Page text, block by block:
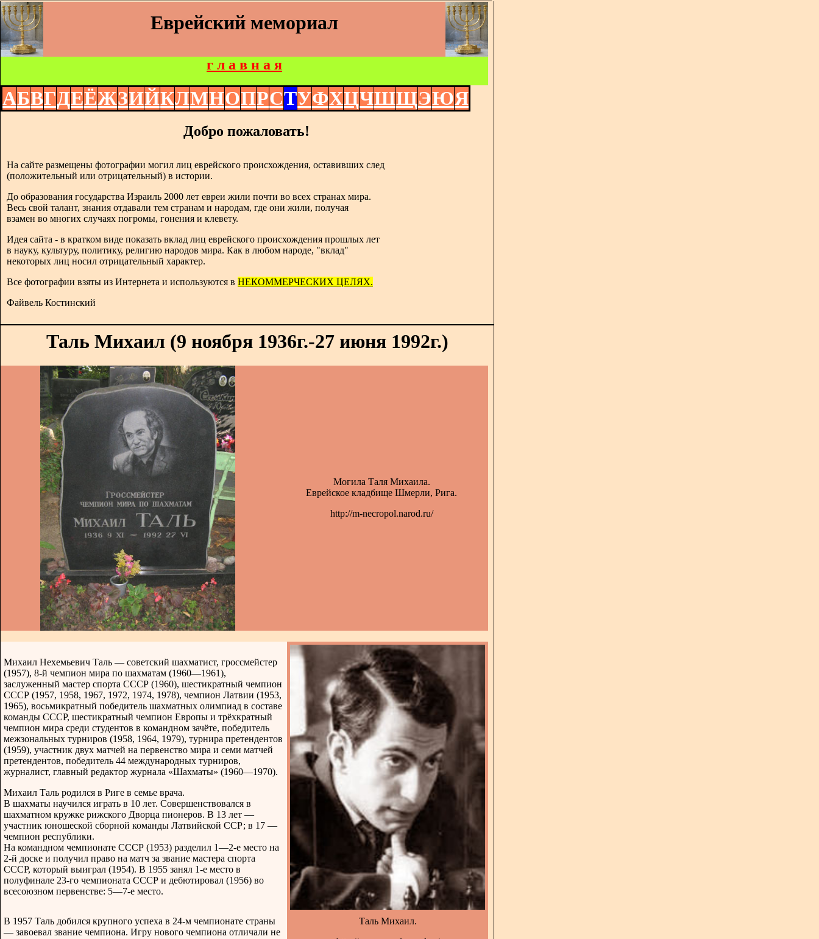
Еврейский мемориал
г л а в н а я
АБВГДЕЁЖЗИЙКЛМНОПРСТУФХЦЧШЩЭЮЯ
Добро пожаловать!
На сайте размещены фотографии могил лиц еврейского происхождения, оставивших след
(положительный или отрицательный) в истории.
До образования государства Израиль 2000 лет евреи жили почти во всех странах мира.
Весь свой талант, знания отдавали тем странам и народам, где они жили, получая
взамен во многих случаях погромы, гонения и клевету.
Идея сайта - в кратком виде показать вклад лиц еврейского происхождения прошлых лет
в науку, культуру, политику, религию народов мира. Как в любом народе, "вклад"
некоторых лиц носил отрицательный характер.
Все фотографии взяты из Интернета и используются в НЕКОММЕРЧЕСКИХ ЦЕЛЯХ.
Файвель Костинский
Таль Михаил (9 ноября 1936г.-27 июня 1992г.)
Могила Таля Михаила.
Еврейское кладбище Шмерли, Рига.
http://m-necropol.narod.ru/
Михаил Нехемьевич Таль — советский шахматист, гроссмейстер
(1957), 8-й чемпион мира по шахматам (1960—1961),
заслуженный мастер спорта СССР (1960), шестикратный чемпион
СССР (1957, 1958, 1967, 1972, 1974, 1978), чемпион Латвии (1953,
1965), восьмикратный победитель шахматных олимпиад в составе
команды СССР, шестикратный чемпион Европы и трёхкратный
чемпион мира среди студентов в командном зачёте, победитель
межзональных турниров (1958, 1964, 1979), турнира претендентов
(1959), участник двух матчей на первенство мира и семи матчей
претендентов, победитель 44 международных турниров,
журналист, главный редактор журнала «Шахматы» (1960—1970).
Михаил Таль родился в Риге в семье врача.
В шахматы научился играть в 10 лет. Совершенствовался в
шахматном кружке рижского Дворца пионеров. В 13 лет —
участник юношеской сборной команды Латвийской ССР; в 17 —
чемпион республики.
На командном чемпионате СССР (1953) разделил 1—2-е место на
2-й доске и получил право на матч за звание мастера спорта
СССР, который выиграл (1954). В 1955 занял 1-е место в
полуфинале 23-го чемпионата СССР и дебютировал (1956) во
всесоюзном первенстве: 5—7-е место.
В 1957 Таль добился крупного успеха в 24-м чемпионате страны
— завоевал звание чемпиона. Игру нового чемпиона отличали не
Таль Михаил.